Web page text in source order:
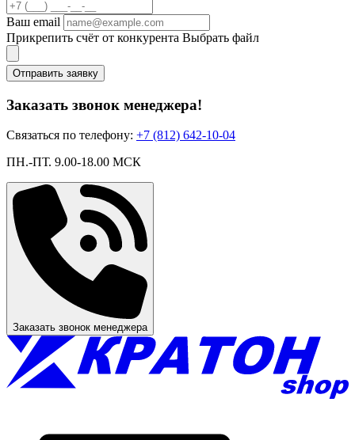
Ваш email
Прикрепить счёт от конкурента Выбрать файл
Отправить заявку
Заказать звонок менеджера!
Связаться по телефону: +7 (812) 642-10-04
ПН.-ПТ. 9.00-18.00 МСК
Заказать звонок менеджера